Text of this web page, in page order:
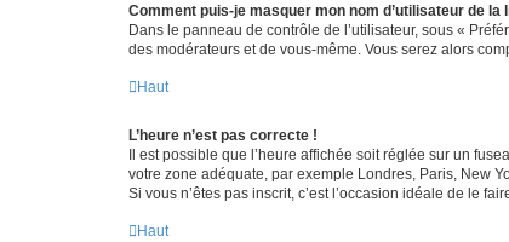
Comment puis-je masquer mon nom d’utilisateur de
Dans le panneau de contrôle de l’utilisateur, sous «
des modérateurs et de vous-même. Vous serez alors
Haut
L’heure n’est pas correcte !
Il est possible que l’heure affichée soit réglée sur un
votre zone adéquate, par exemple Londres, Paris, New
Si vous n’êtes pas inscrit, c’est l’occasion idéale de le
Haut